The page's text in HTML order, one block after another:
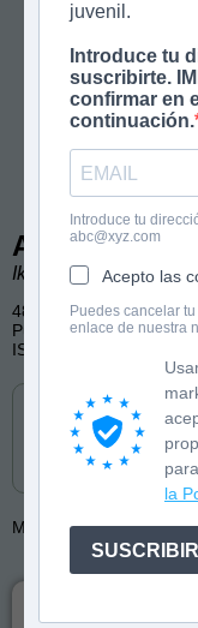
juvenil.
Introduce tu
suscribirte.
confirmar en
continuación.
Introduce tu
abc@xyz.com
Acepto las
Puedes cancelar
enlace de nuestra
la
A por el
Iker Biguri.
48 páginas, color
Publicado por Cumio
ISBN: 9788482898087
Más de: Ignacio